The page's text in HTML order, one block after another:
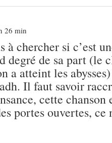
26 min
à chercher si c’est
degré de sa part (le
a atteint les
Il faut savoir
cette
portes ouvertes, ce